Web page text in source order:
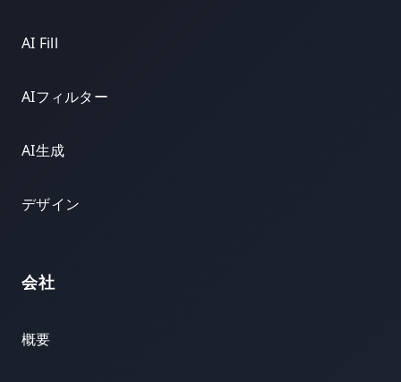
AI Fill
AIフィルター
AI生成
デザイン
会社
概要